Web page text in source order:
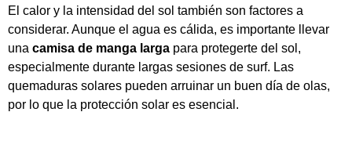
El calor y la intensidad del sol también son factores a
considerar. Aunque el agua es cálida, es importante llevar
una camisa de manga larga para protegerte del sol,
especialmente durante largas sesiones de surf. Las
quemaduras solares pueden arruinar un buen día de olas,
por lo que la protección solar es esencial.